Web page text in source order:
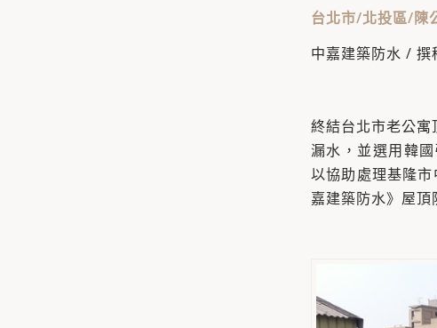
台北市/北投區/陳
中嘉建築防水 / 撰
終結台北市老公
漏水，並選用韓
以協助處理基隆
嘉建築防水》屋頂